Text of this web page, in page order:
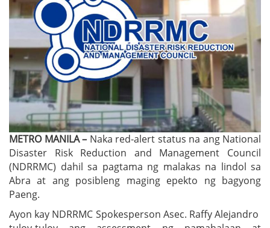
METRO MANILA – Naka red-alert status na ang National
Disaster Risk Reduction and Management Council
(NDRRMC) dahil sa pagtama ng malakas na lindol sa
Abra at ang posibleng maging epekto ng bagyong
Paeng.
Ayon kay NDRRMC Spokesperson Asec. Raffy Alejandro